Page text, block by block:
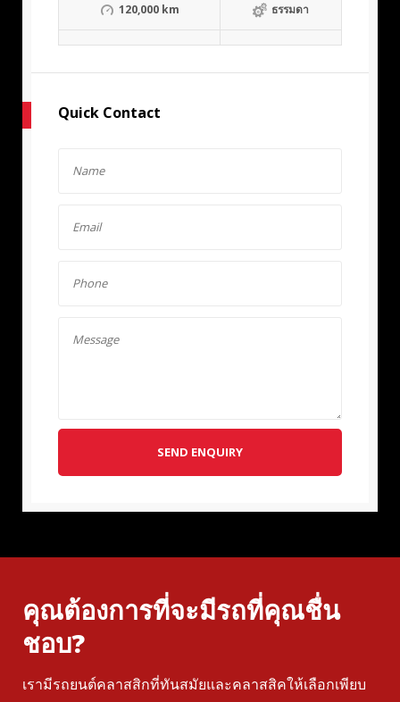
120,000 km ธรรมดา
Quick Contact
SEND ENQUIRY
คุณต้องการที่จะมีรถที่คุณชื่น
ชอบ?
เรามีรถยนต์คลาสสิกที่ทันสมัยและคลาสสิคให้เลือกเพียบ